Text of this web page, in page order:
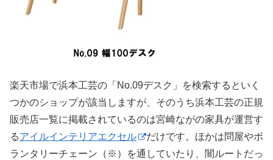
楽天市場で浜本工芸の「No.09デスク」を検索するといく
つかのショップが該当しますが、そのうち浜本工芸の正規
販売店一覧に掲載されているのは宮崎ながの家具が運営す
るアイルインテリアエクセル
だけです。ほかは問屋やボ
ランタリーチェーン（※）を通していたり、闇ルートだっ